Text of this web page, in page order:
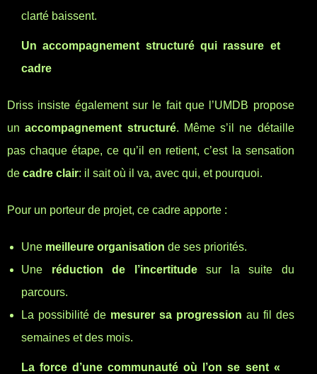
clarté baissent.
Un accompagnement structuré qui rassure et
cadre
Driss insiste également sur le fait que l’UMDB propose
unaccompagnement structuré. Même s’il ne détaille
pas chaque étape, ce qu’il en retient, c’est la sensation
de cadre clair: il sait où il va, avec qui, et pourquoi.
Pour un porteur de projet, ce cadre apporte :
Une meilleure organisation de ses priorités.
Une réduction de l’incertitudesur la suite du
parcours.
La possibilité de mesurer sa progression au fil des
semaines et des mois.
La force d’une communauté où l’on se sent «